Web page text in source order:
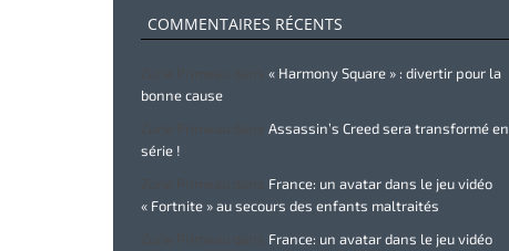
COMMENTAIRES RÉCENTS
« Harmony Square » : divertir pour la
bonne cause
Assassin’s Creed sera transformé en
série !
France: un avatar dans le jeu vidéo
« Fortnite » au secours des enfants maltraités
France: un avatar dans le jeu vidéo